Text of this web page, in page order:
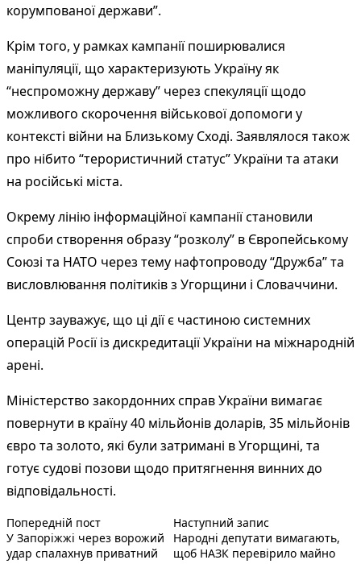
корумпованої держави”.
Крім того, у рамках кампанії поширювалися
маніпуляції, що характеризують Україну як
“неспроможну державу” через спекуляції щодо
можливого скорочення військової допомоги у
контексті війни на Близькому Сході. Заявлялося також
про нібито “терористичний статус” України та атаки
на російські міста.
Окрему лінію інформаційної кампанії становили
спроби створення образу “розколу” в Європейському
Союзі та НАТО через тему нафтопроводу “Дружба” та
висловлювання політиків з Угорщини і Словаччини.
Центр зауважує, що ці дії є частиною системних
операцій Росії із дискредитації України на міжнародній
арені.
Міністерство закордонних справ України вимагає
повернути в країну 40 мільйонів доларів, 35 мільйонів
євро та золото, які були затримані в Угорщині, та
готує судові позови щодо притягнення винних до
відповідальності.
Навігація
записів
Попередній постПопередній запис:
У Запоріжжі через ворожий
удар спалахнув приватний
Наступний записНаступний пост
Народні депутати вимагають,
щоб НАЗК перевірило майно